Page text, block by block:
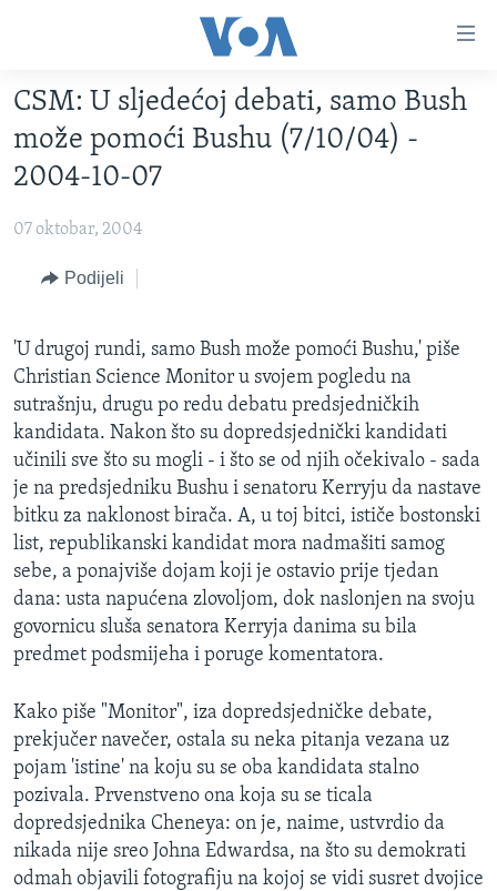
glavni
sadržaj
Pređi
na
glavnu
VIJESTI
SJEDINJENE AMERIČKE DRŽAVE
SVIJET
NAUKA I TEHNOLOGIJA
KORUPCIJA
SLOBODA MEDIJA
ŽENSKA STRANA
IZBJEGLIČKA STRANA
MAGAZIN
O GLASU AMERIKE
Learning English
Jezici
CSM: U sljedećoj debati, samo Bush
može pomoći Bushu (7/10/04) -
2004-10-07
07 oktobar, 2004
Podijeli
'U drugoj rundi, samo Bush može pomoći Bushu,' piše
Christian Science Monitor u svojem pogledu na
sutrašnju, drugu po redu debatu predsjedničkih
kandidata. Nakon što su dopredsjednički kandidati
učinili sve što su mogli - i što se od njih očekivalo - sada
je na predsjedniku Bushu i senatoru Kerryju da nastave
bitku za naklonost birača. A, u toj bitci, ističe bostonski
list, republikanski kandidat mora nadmašiti samog
sebe, a ponajviše dojam koji je ostavio prije tjedan
dana: usta napućena zlovoljom, dok naslonjen na svoju
govornicu sluša senatora Kerryja danima su bila
predmet podsmijeha i poruge komentatora.
Kako piše "Monitor", iza dopredsjedničke debate,
prekjučer navečer, ostala su neka pitanja vezana uz
pojam 'istine' na koju su se oba kandidata stalno
pozivala. Prvenstveno ona koja su se ticala
dopredsjednika Cheneya: on je, naime, ustvrdio da
nikada nije sreo Johna Edwardsa, na što su demokrati
odmah objavili fotografiju na kojoj se vidi susret dvojice